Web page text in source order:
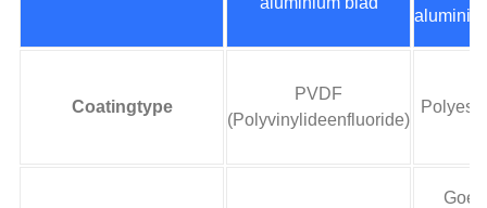
Coatingtype
PVDF
(Polyvinylideenfluoride)